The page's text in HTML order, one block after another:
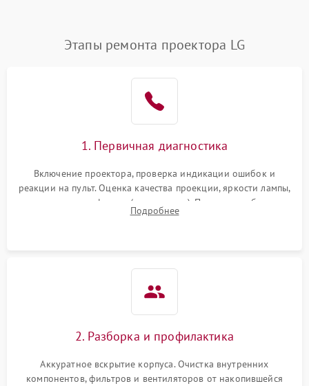
Нестабильная яркость или
4000 ₽ Подробнее →
Неравномерная подсветка
автоматическая коррекция
трапеции (Keystone)
Проблемы с
масштабированием
Подробнее →
Этапы ремонта проектора LG
1. Первичная диагностика
Включение проектора, проверка индикации ошибок и
реакции на пульт. Оценка качества проекции, яркости лампы,
наличия артефактов (точки, пятна). Проверка работы
системы охлаждения по уровню шума вентиляторов.
Подробнее
2. Разборка и профилактика
Аккуратное вскрытие корпуса. Очистка внутренних
компонентов, фильтров и вентиляторов от накопившейся